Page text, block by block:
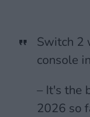
Switch 2
console
– It's the
2026 so